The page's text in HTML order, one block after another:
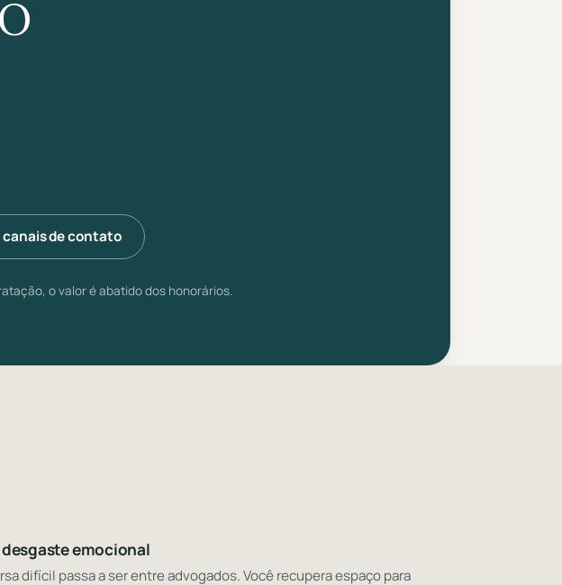
canais de contato
o valor é abatido dos honorários.
emocional
difícil passa a ser entre advogados. Você recupera espaço para